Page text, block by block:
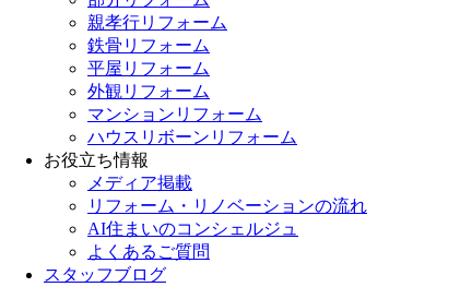
親孝行リフォーム
鉄骨リフォーム
平屋リフォーム
外観リフォーム
マンションリフォーム
ハウスリボーンリフォーム
お役立ち情報
メディア掲載
リフォーム・リノベーションの流れ
AI住まいのコンシェルジュ
よくあるご質問
スタッフブログ